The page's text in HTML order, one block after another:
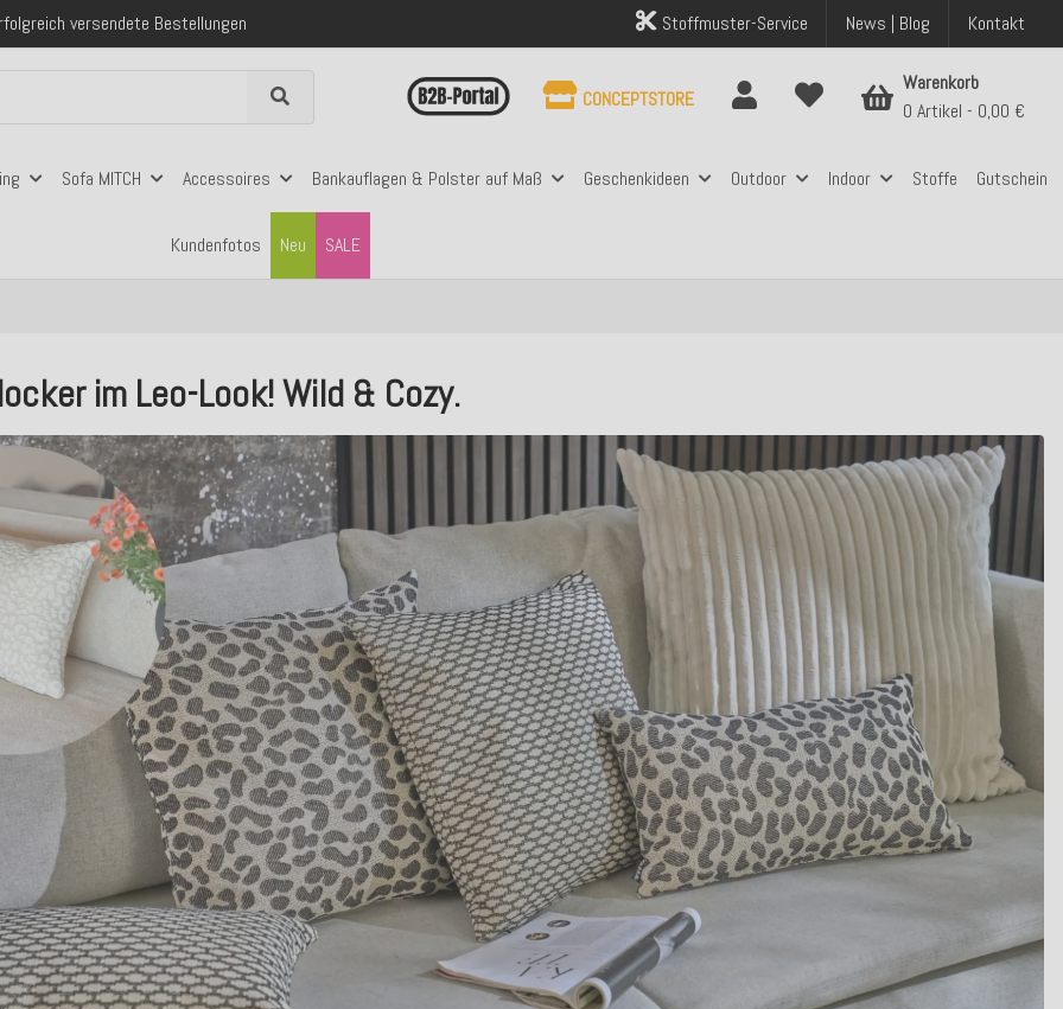
Klarna, PayPal & Amazon Pay
Deutschlands ab 99€ Bestellwert
Stoffmuster-Service News | Blog Kontakt
Sofa MITCH Accessoires Bankauflagen & Polster auf Maß Geschenkideen Outdoor Indoor Stoffe Gutschein
Kundenfotos SALE
Neu
CONCEPTSTORE
Warenkorb
0 Artikel
0,00 €
im Leo-Look! Wild & Cozy.